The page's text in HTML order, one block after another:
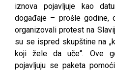
iznova pojavljuje kao
događaje – prošle godine,
organizovali protest na
su se ispred skupštine na
koji žele da uče“. Ove
pojavljuju se paketa